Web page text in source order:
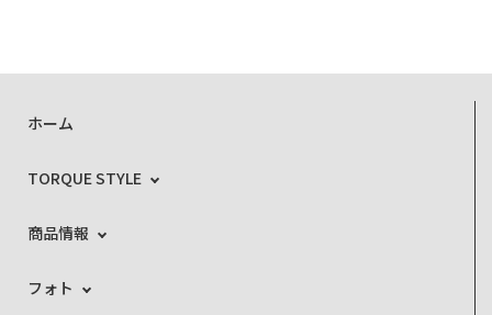
ホーム
TORQUE STYLE
商品情報
フォト